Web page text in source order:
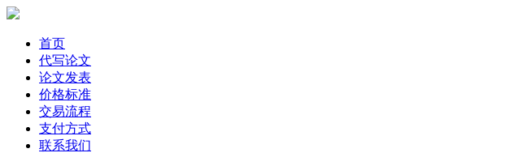
首页
代写论文
论文发表
价格标准
交易流程
支付方式
联系我们